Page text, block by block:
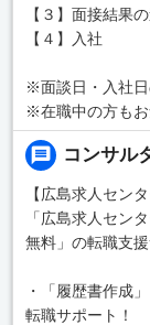
【３】面接結果
【４】入社
※面談日・入社日
※在職中の方もお
コンサル
【広島求人センタ
「広島求人セン
無料」の転職支援
・「履歴書作成
転職サポート！